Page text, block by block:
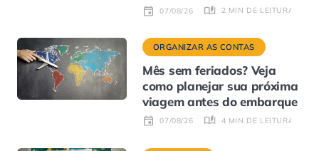
07/08/26 2 MIN DE LEITURA
ORGANIZAR AS CONTAS
Mês sem feriados? Veja
como planejar sua próxima
viagem antes do embarque
07/08/26 4 MIN DE LEITURA